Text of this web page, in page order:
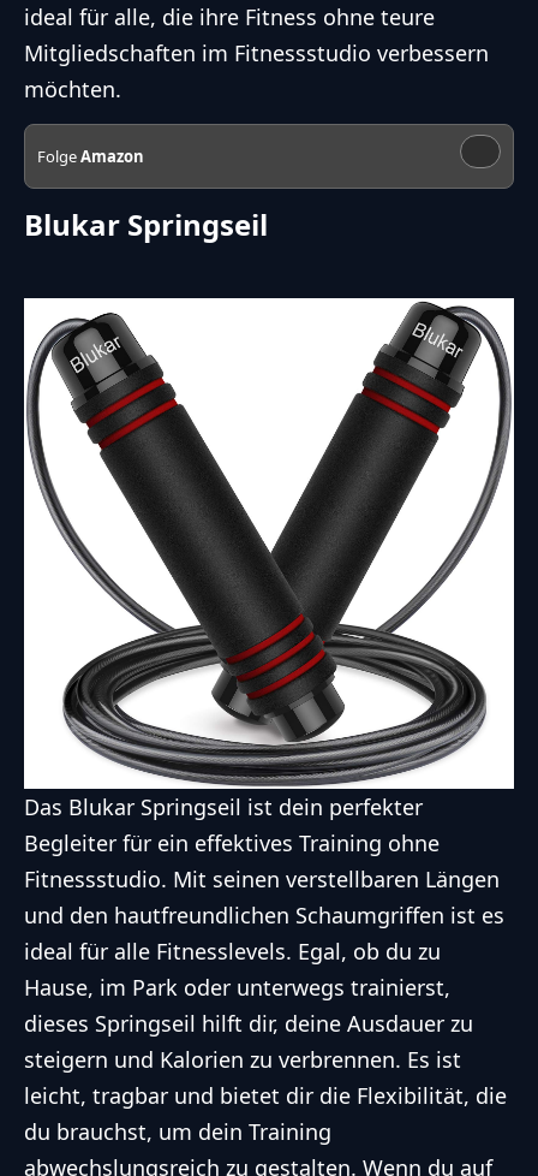
ideal für alle, die ihre Fitness ohne teure
Mitgliedschaften im Fitnessstudio verbessern
möchten.
FolgeAmazon
Blukar Springseil
Das Blukar Springseil ist dein perfekter
Begleiter für ein effektives Training ohne
Fitnessstudio. Mit seinen verstellbaren Längen
und den hautfreundlichen Schaumgriffen ist es
ideal für alle Fitnesslevels. Egal, ob du zu
Hause, im Park oder unterwegs trainierst,
dieses Springseil hilft dir, deine Ausdauer zu
steigern und Kalorien zu verbrennen. Es ist
leicht, tragbar und bietet dir die Flexibilität, die
du brauchst, um dein Training
abwechslungsreich zu gestalten. Wenn du auf